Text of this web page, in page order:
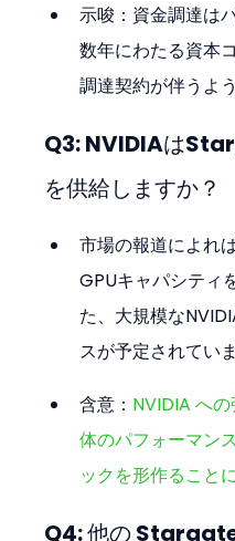
示唆：資金調達は
数年にわたる資本
調達契約が伴うよう
Q3: NVIDIAは
を供給しますか？
市場の報道によれ
GPUキャパシティ
た、大規模な
スが予定されていま
含意： NVIDIA へ
体のパフォーマン
ックを形作ること
Q4: 他の